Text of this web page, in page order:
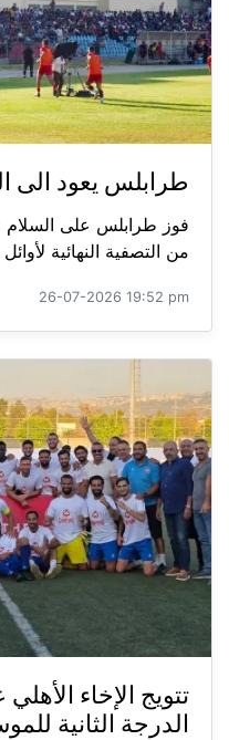
طرابلس يعود الى
من التصفية النهائية
26-07-2026 19:52 pm
تتويج الإخاء
الدرجة الثانية للموسم